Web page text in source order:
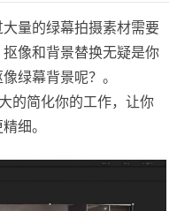
量的绿幕拍摄素材需要
像和背景替换无疑是你
绿幕背景呢？。
的简化你的工作，让你
细。